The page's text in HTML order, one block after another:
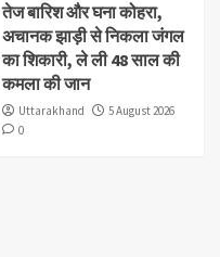
तेज बारिश और घना कोहरा,
अचानक झाड़ी से निकला जंगल
का शिकारी, ले ली 48 साल की
कमला की जान
Uttarakhand
5 August 2026
0